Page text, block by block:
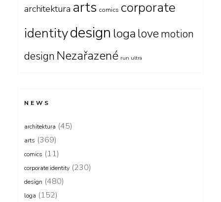
architektura arts comics corporate
identitydesign logalovemotion
design Nezařazené run ultra
NEWS
architektura (45)
arts (369)
comics (11)
corporate identity (230)
design (480)
loga (152)